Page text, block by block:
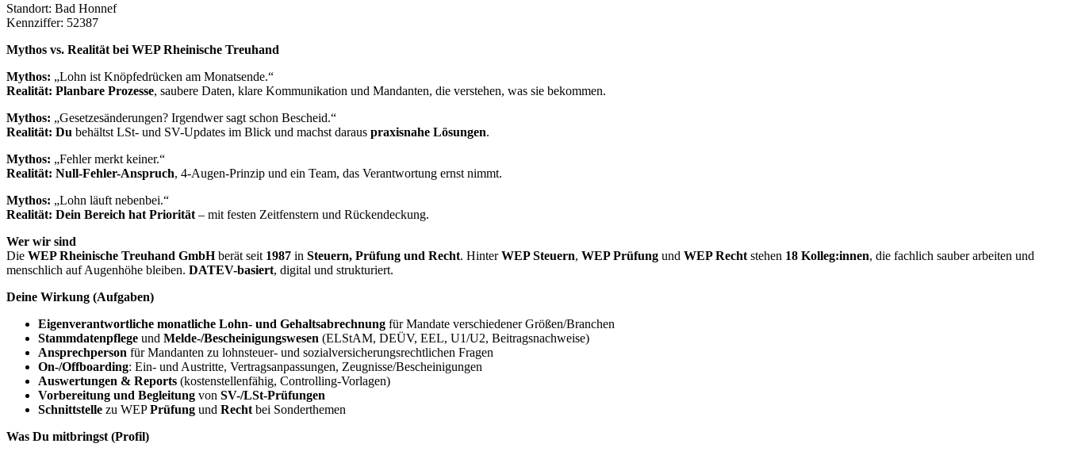
Standort: Bad Honnef
Kennziffer: 52387
Mythos vs. Realität bei WEP Rheinische Treuhand
Mythos: „Lohn ist Knöpfedrücken am Monatsende.“
Realität: Planbare Prozesse, saubere Daten, klare Kommunikation und Mandanten, die verstehen, was sie bekommen.
Mythos: „Gesetzesänderungen? Irgendwer sagt schon Bescheid.“
Realität: Du behältst LSt- und SV-Updates im Blick und machst daraus praxisnahe Lösungen.
Mythos: „Fehler merkt keiner.“
Realität: Null-Fehler-Anspruch, 4-Augen-Prinzip und ein Team, das Verantwortung ernst nimmt.
Mythos: „Lohn läuft nebenbei.“
Realität: Dein Bereich hat Priorität – mit festen Zeitfenstern und Rückendeckung.
Wer wir sind
Die WEP Rheinische Treuhand GmbHberät seit 1987 in Steuern, Prüfung und Recht. HinterWEP Steuern, WEP Prüfung und WEP Recht stehen 18 Kolleg:innen, die fachlich sauber arbeiten und
menschlich auf Augenhöhe bleiben. DATEV-basiert, digital und strukturiert.
Deine Wirkung (Aufgaben)
Eigenverantwortliche monatliche Lohn- und Gehaltsabrechnung für Mandate verschiedener Größen/Branchen
Stammdatenpflege und Melde-/Bescheinigungswesen (ELStAM, DEÜV, EEL, U1/U2, Beitragsnachweise)
Ansprechperson für Mandanten zu lohnsteuer- und sozialversicherungsrechtlichen Fragen
On-/Offboarding: Ein- und Austritte, Vertragsanpassungen, Zeugnisse/Bescheinigungen
Auswertungen & Reports (kostenstellenfähig, Controlling-Vorlagen)
Vorbereitung und Begleitung von SV-/LSt-Prüfungen
Schnittstelle zu WEPPrüfung und Recht bei Sonderthemen
Was Du mitbringst (Profil)